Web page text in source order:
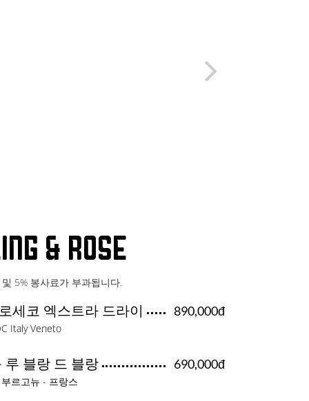
& Rose
5% 봉사료가 부과됩니다.
세코 엑스트라 드라이 890,000đ
Italy Veneto
루 블랑 드 블랑 690,000đ
르고뉴 - 프랑스